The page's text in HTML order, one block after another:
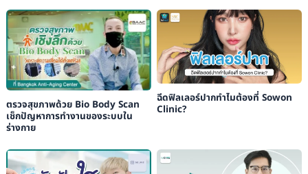
ตรวจสุขภาพด้วย Bio Body Scan
เช็กปัญหาการทำงานของระบบใน
ร่างกาย
ฉีดฟิลเลอร์ปากทำไมต้องที่ Sowon
Clinic?